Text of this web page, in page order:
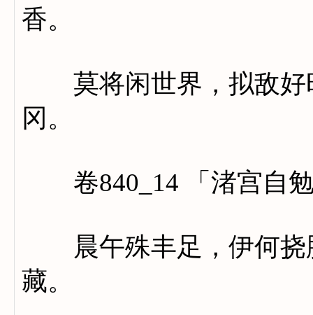
香。
莫将闲世界，拟敌好
冈。
卷840_14 「渚宫自勉
晨午殊丰足，伊何挠
藏。